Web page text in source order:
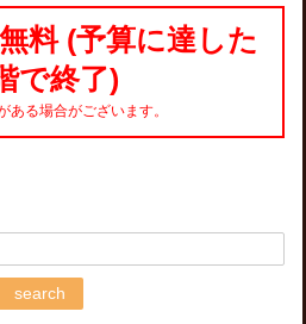
料 (予算に達した
で終了)
る場合がございます。
search